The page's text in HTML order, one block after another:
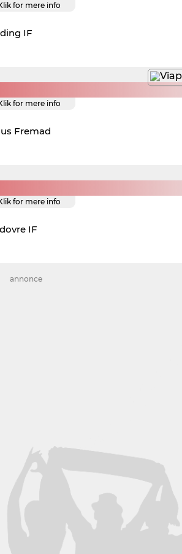
for mere info
IF
for mere info
Fremad
for mere info
IF
annonce